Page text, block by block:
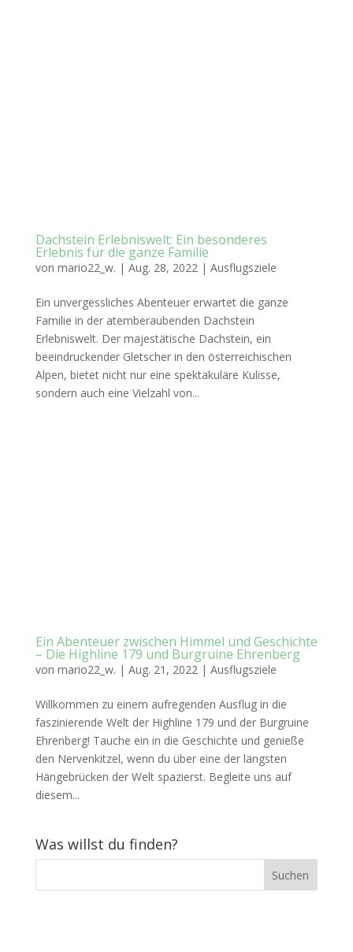
Dachstein Erlebniswelt: Ein besonderes
Erlebnis für die ganze Familie
von mario22_w. | Aug. 28, 2022| Ausflugsziele
Ein unvergessliches Abenteuer erwartet die ganze
Familie in der atemberaubenden Dachstein
Erlebniswelt. Der majestätische Dachstein, ein
beeindruckender Gletscher in den österreichischen
Alpen, bietet nicht nur eine spektakuläre Kulisse,
sondern auch eine Vielzahl von...
Ein Abenteuer zwischen Himmel und Geschichte
– Die Highline 179 und Burgruine Ehrenberg
von mario22_w. | Aug. 21, 2022| Ausflugsziele
Willkommen zu einem aufregenden Ausflug in die
faszinierende Welt der Highline 179 und der Burgruine
Ehrenberg! Tauche ein in die Geschichte und genieße
den Nervenkitzel, wenn du über eine der längsten
Hängebrücken der Welt spazierst. Begleite uns auf
diesem...
Was willst du finden?